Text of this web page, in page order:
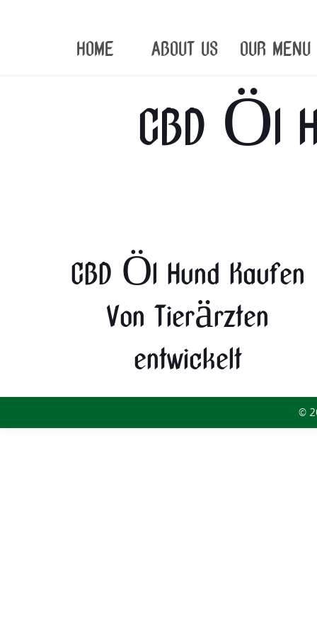
HOME ABOUT US OUR MENU
CBD Öl
CBD Öl Hund Kaufen
Von Tierärzten
entwickelt
©